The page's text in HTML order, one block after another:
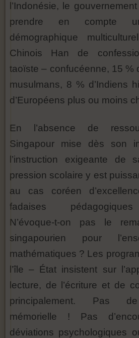
l’Indonésie, le
prendre en compte
démographique
Chinois Han de
taoïste – confucéenne, 15 %
musulmans, 8 % d’Indiens
d’Européens plus ou moins
En l’absence de
Singapour mise dès son
l’instruction exigeante de
pression scolaire y est
au cas coréen
fadaises
N’évoque-t-on pas le
singapourien pour
mathématiques ? Les
l’île – État insistent sur
lecture, de l’écriture et de
principalement. Pas de
mémorielle ! Pas
déviations psychologiques